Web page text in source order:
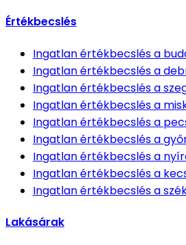
Értékbecslés
Ingatlan értékbecslésa
Ingatlan értékbecslésa
Ingatlan értékbecslésa
Ingatlan értékbecslésa
Ingatlan értékbecslésa
Ingatlan értékbecslésa
Ingatlan értékbecslésa
Ingatlan értékbecslésa
Ingatlan értékbecslésa
Lakásárak